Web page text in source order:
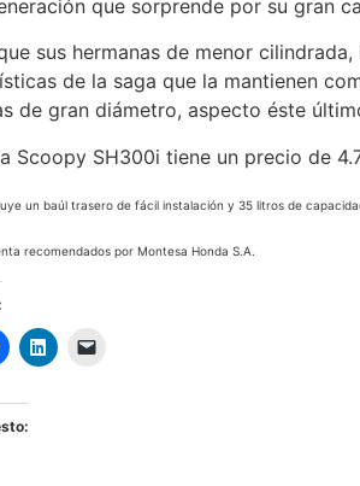
que sorprende por su gran
sus hermanas de menor
de la saga que la mantienen
de gran diámetro, aspecto éste
Scoopy SH300i tiene un precio de
un baúl trasero de fácil instalación y 35 litros de
recomendados por Montesa Honda S.A.